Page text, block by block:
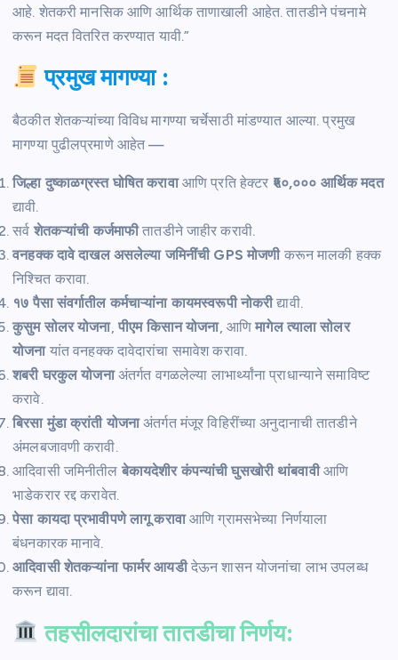
आहे. शेतकरी मानसिक आणि आर्थिक ताणाखाली आहेत. तातडीने पंचनामे
करून मदत वितरित करण्यात यावी.”
प्रमुख मागण्या :
बैठकीत शेतकऱ्यांच्या विविध मागण्या चर्चेसाठी मांडण्यात आल्या. प्रमुख
मागण्या पुढीलप्रमाणे आहेत —
जिल्हा दुष्काळग्रस्त घोषित करावाआणि प्रति हेक्टर ₹५०,००० आर्थिक मदत
द्यावी.
सर्व शेतकऱ्यांची कर्जमाफीतातडीने जाहीर करावी.
वनहक्क दावे दाखल असलेल्या जमिनींची GPS मोजणीकरून मालकी हक्क
निश्चित करावा.
१७ पैसा संवर्गातील कर्मचाऱ्यांना कायमस्वरूपी नोकरीद्यावी.
कुसुम सोलर योजना, पीएम किसान योजना, आणिमागेल त्याला सोलर
योजनायांत वनहक्क दावेदारांचा समावेश करावा.
शबरी घरकुल योजनाअंतर्गत वगळलेल्या लाभार्थ्यांना प्राधान्याने समाविष्ट
करावे.
बिरसा मुंडा क्रांती योजनाअंतर्गत मंजूर विहिरींच्या अनुदानाची तातडीने
अंमलबजावणी करावी.
आदिवासी जमिनीतील बेकायदेशीर कंपन्यांची घुसखोरी थांबवावीआणि
भाडेकरार रद्द करावेत.
पेसा कायदा प्रभावीपणे लागू करावाआणि ग्रामसभेच्या निर्णयाला
बंधनकारक मानावे.
आदिवासी शेतकऱ्यांना फार्मर आयडीदेऊन शासन योजनांचा लाभ उपलब्ध
करून द्यावा.
तहसीलदारांचा तातडीचा निर्णय: